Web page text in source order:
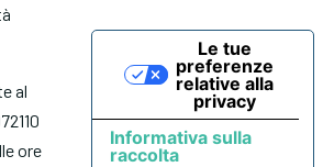
al
ore
Informativa sulla
raccolta
Le tue
preferenze
relative alla
privacy